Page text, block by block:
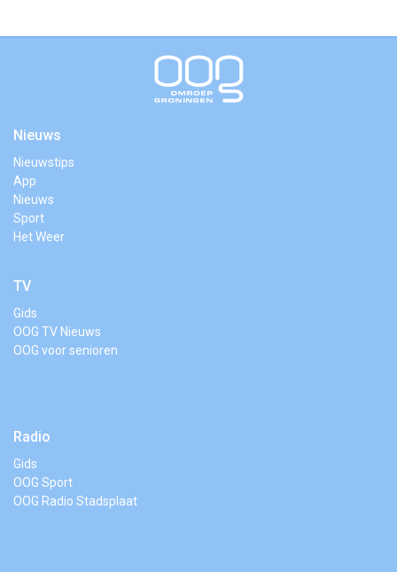
Nieuws
Nieuwstips
App
Nieuws
Sport
Het Weer
TV
Gids
OOG TV Nieuws
OOG voor senioren
Radio
Gids
OOG Sport
OOG Radio Stadsplaat